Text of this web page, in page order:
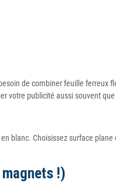
de combiner feuille
votre publicité aussi souvent que
blanc. Choisissez surface
!)